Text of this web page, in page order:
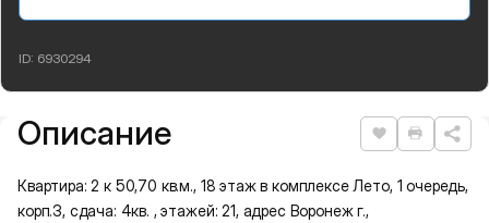
ID: 6930294
Подробная информация
Описание Нравится
Квартира: 2 к 50,70 кв.м., 18 этаж в комплексе Лето, 1 очередь,
корп.3, сдача: 4кв. , этажей: 21, адрес Воронеж г.,